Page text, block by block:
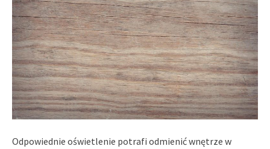
Odpowiednie oświetlenie potrafi odmienić wnętrze w